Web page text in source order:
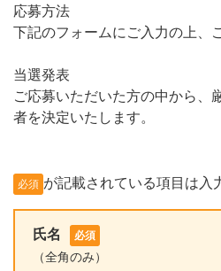
応募方法
下記のフォームにご入力の上、
当選発表
ご応募いただいた方の中から、
者を決定いたします。
必須 が記載されている項目は入
氏名 必須
（全角のみ）